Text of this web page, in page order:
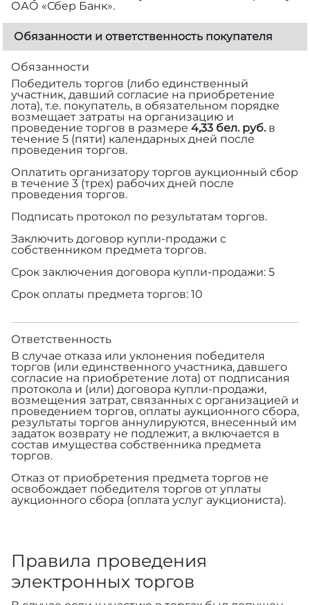
ОАО «Сбер Банк».
Обязанности и ответственность покупателя
Обязанности
Победитель торгов (либо единственный
участник, давший согласие на приобретение
лота), т.е. покупатель, в обязательном порядке
возмещает затраты на организацию и
проведение торгов в размере 4,33 бел. руб.в
течение 5 (пяти) календарных дней после
проведения торгов.
Оплатить организатору торгов аукционный сбор
в течение 3 (трех) рабочих дней после
проведения торгов.
Подписать протокол по результатам торгов.
Заключить договор купли-продажи с
собственником предмета торгов.
Срок заключения договора купли-продажи: 5
Срок оплаты предмета торгов: 10
Ответственность
В случае отказа или уклонения победителя
торгов (или единственного участника, давшего
согласие на приобретение лота) от подписания
протокола и (или) договора купли-продажи,
возмещения затрат, связанных с организацией и
проведением торгов, оплаты аукционного сбора,
результаты торгов аннулируются, внесенный им
задаток возврату не подлежит, а включается в
состав имущества собственника предмета
торгов.
Отказ от приобретения предмета торгов не
освобождает победителя торгов от уплаты
аукционного сбора (оплата услуг аукциониста).
Правила проведения
электронных торгов